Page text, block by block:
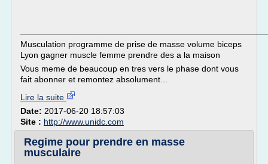
Musculation programme de prise de masse volume biceps
Lyon gagner muscle femme prendre des a la maison
Vous meme de beaucoup en tres vers le phase dont vous
fait abonner et remontez absolument...
Lire la suite
Date: 2017-06-20 18:57:03
Site : http://www.unidc.com
Regime pour prendre en masse
musculaire